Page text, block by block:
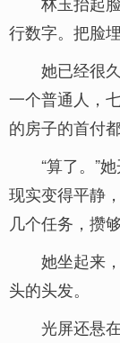
行数字。把脸
她已经很
一个普通人，
的房子的首付都
“算了。”
现实变得平静
几个任务，攒
她坐起来
头的头发。
光屏还悬